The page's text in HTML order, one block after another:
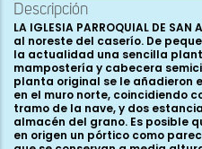
Descripción
LA IGLESIA PARROQUIAL DE
al noreste del caserío. De
la actualidad una sencilla
mampostería y cabecera
planta original se le añadieron
en el muro norte, coincidiendo
tramo de la nave, y dos
almacén del grano. Es posible
en origen un pórtico como